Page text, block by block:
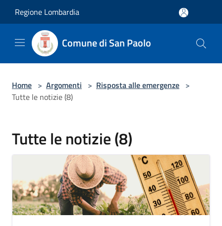
Regione Lombardia
Comune di San Paolo
Home > Argomenti > Risposta alle emergenze >
Tutte le notizie (8)
Tutte le notizie (8)